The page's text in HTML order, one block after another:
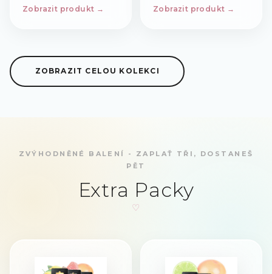
Zobrazit produkt → Zobrazit produkt →
ZOBRAZIT CELOU KOLEKCI
ZVÝHODNĚNÉ BALENÍ - ZAPLAŤ TŘI, DOSTANEŠ
PĚT
Extra Packy